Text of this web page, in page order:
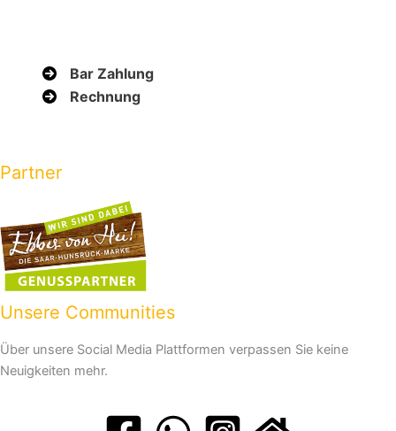
Bar Zahlung
Rechnung
Partner
Unsere Communities
Über unsere Social Media Plattformen verpassen Sie keine
Neuigkeiten mehr.